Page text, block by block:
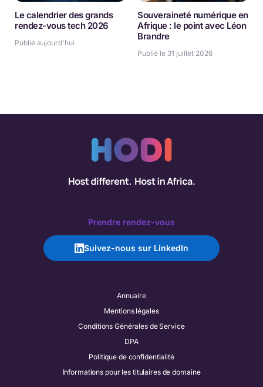
Le calendrier des grands
rendez-vous tech 2026
Publié aujourd'hui
Souveraineté numérique en
Afrique : le point avec Léon
Brandre
Publié le 31 juillet 2026
Prendre rendez-vous
Suivez-nous sur LinkedIn
Annuaire
Mentions légales
Conditions Générales de Service
DPA
Politique de confidentialité
Informations pour les titulaires de domaine